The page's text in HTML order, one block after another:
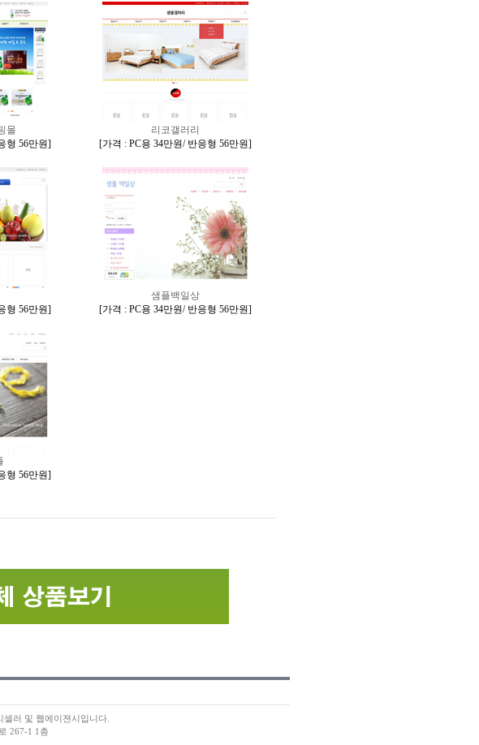
몰
형 56만원]
리코갤러리
[가격 : PC용 34만원/ 반응형 56만원]
형 56만원]
샘플백일상
[가격 : PC용 34만원/ 반응형 56만원]
형 56만원]
러 및 웹에이젼시입니다.
267-1 1층